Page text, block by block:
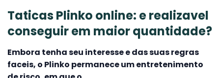
Taticas Plinko online: e realizavel
conseguir em maior quantidade?
Embora tenha seu interesse e das suas regras
faceis, o Plinko permanece um entretenimento